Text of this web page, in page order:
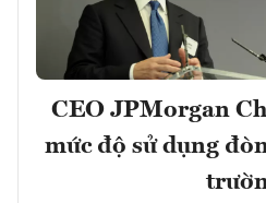
CEO JPMorgan
mức độ sử dụng